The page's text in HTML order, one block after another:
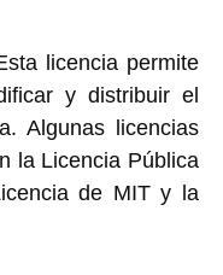
licencia permite
y distribuir el
Algunas licencias
la Licencia Pública
de MIT y la